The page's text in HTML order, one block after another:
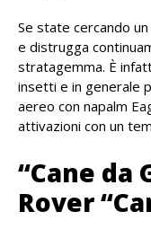
Se state cercando
e distrugga
stratagemma. È
insetti e in generale
aereo con napalm
attivazioni con un
“Cane da
Rover